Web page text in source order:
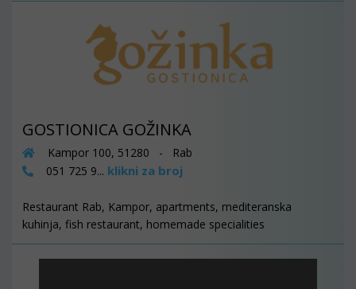
GOSTIONICA GOŽINKA
Kampor 100, 51280 - Rab
051 725 9... klikni za broj
Restaurant Rab, Kampor, apartments, mediteranska
kuhinja, fish restaurant, homemade specialities